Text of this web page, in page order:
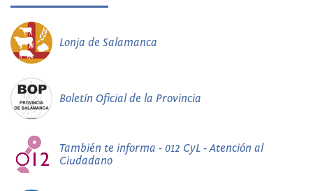
Lonja de Salamanca
Boletín Oficial de la Provincia
También te informa - 012 CyL - Atención al
Ciudadano